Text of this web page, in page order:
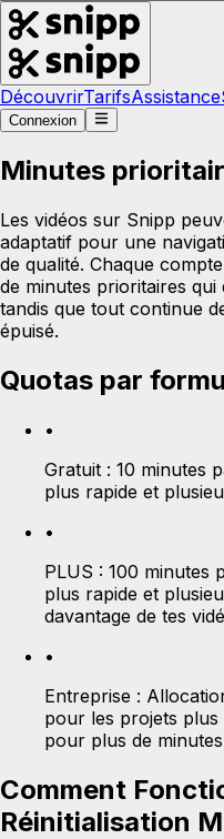
DécouvrirTarifsAssistance
Connexion
Minutes
Les vidéos sur Snipp
adaptatif pour une
de qualité. Chaque
de minutes prioritaires qui
tandis que tout continue
épuisé.
Quotas par
•
Gratuit : 10 minutes
plus rapide et
•
PLUS : 100 minutes
plus rapide et
davantage de tes
•
Entreprise :
pour les projets plus
pour plus de
Comment
Réinitialisation